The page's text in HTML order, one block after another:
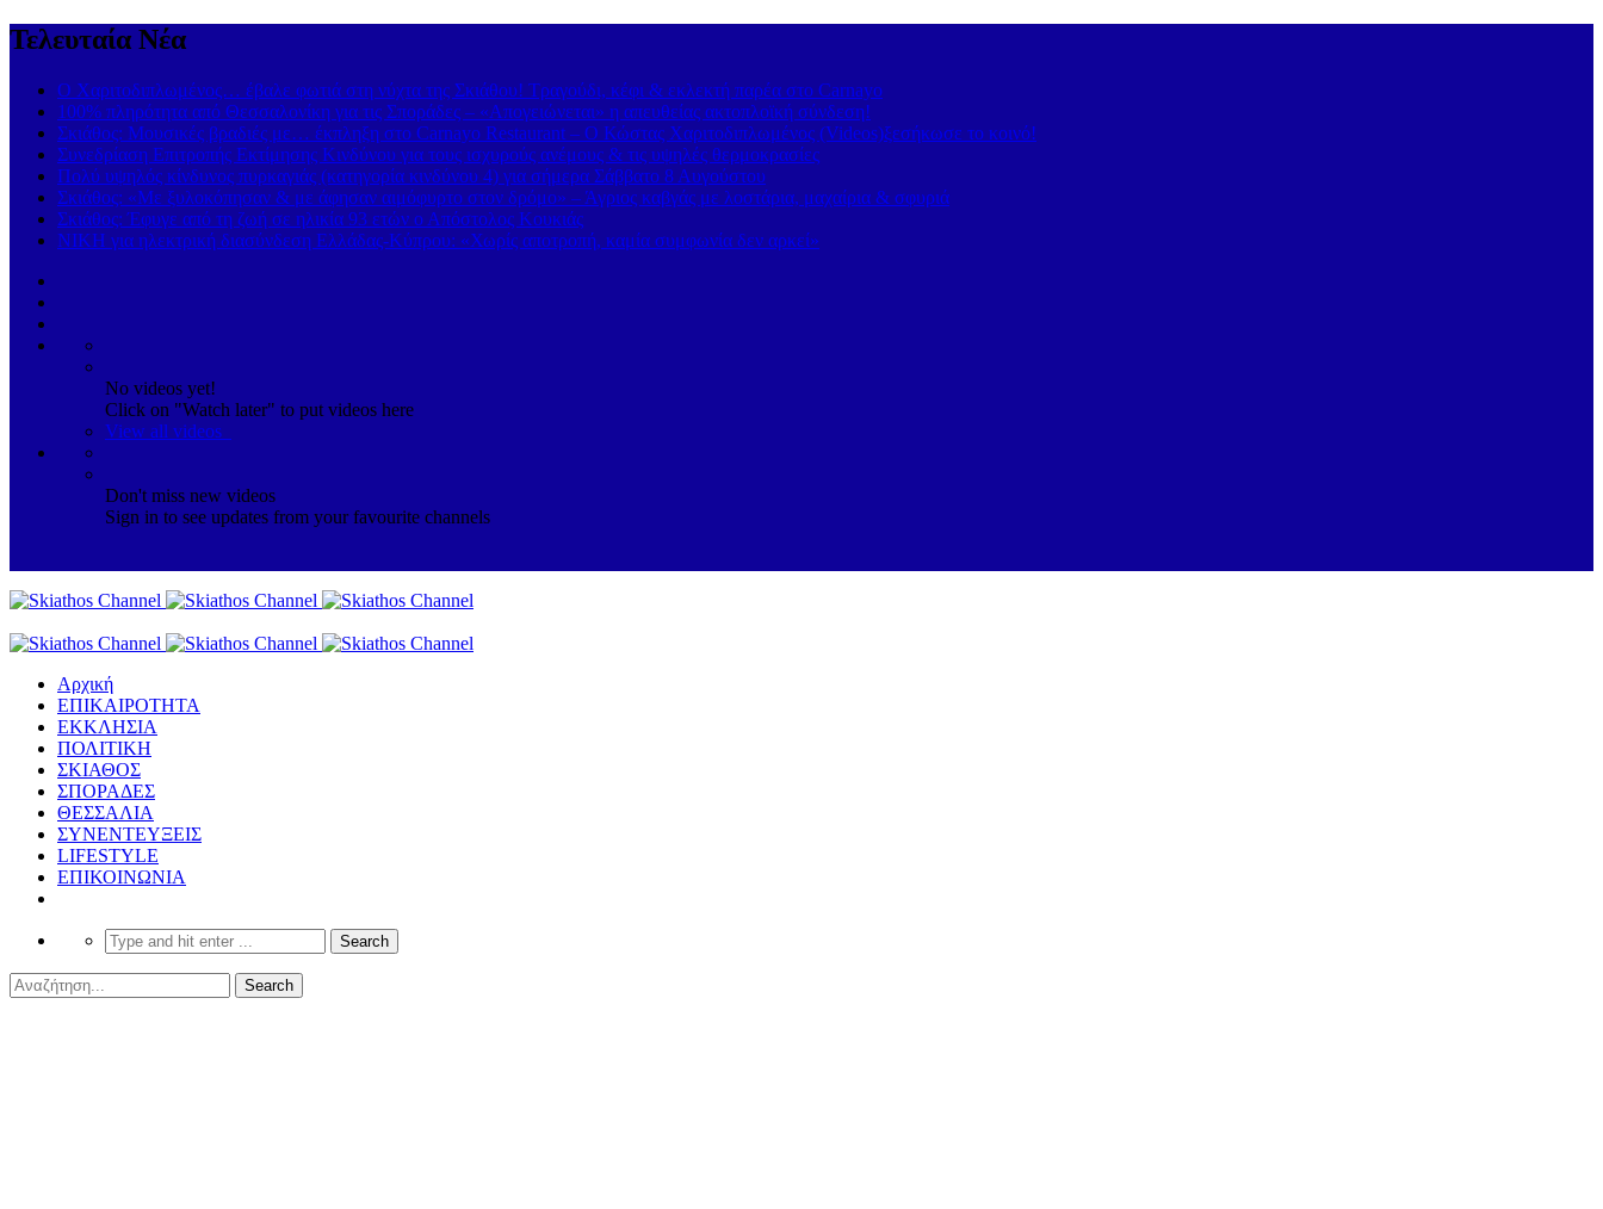
Τελευταία Νέα
Ο Χαριτοδιπλωμένος… έβαλε φωτιά στη νύχτα της Σκιάθου! Τραγούδι, κέφι & εκλεκτή παρέα στο Carnayo
100% πληρότητα από Θεσσαλονίκη για τις Σποράδες – «Απογειώνεται» η απευθείας ακτοπλοϊκή σύνδεση!
Σκιάθος: Μουσικές βραδιές με… έκπληξη στο Carnayo Restaurant – Ο Κώστας Χαριτοδιπλωμένος (Videos)ξεσήκωσε το κοινό!
Συνεδρίαση Επιτροπής Εκτίμησης Κινδύνου για τους ισχυρούς ανέμους & τις υψηλές θερμοκρασίες
Πολύ υψηλός κίνδυνος πυρκαγιάς (κατηγορία κινδύνου 4) για σήμερα Σάββατο 8 Αυγούστου
Σκιάθος: «Με ξυλοκόπησαν & με άφησαν αιμόφυρτο στον δρόμο» – Άγριος καβγάς με λοστάρια, μαχαίρια & σφυριά
Σκιάθος: Έφυγε από τη ζωή σε ηλικία 93 ετών ο Απόστολος Κουκιάς
ΝΙΚΗ για ηλεκτρική διασύνδεση Ελλάδας-Κύπρου: «Χωρίς αποτροπή, καμία συμφωνία δεν αρκεί»
No videos yet!
Click on "Watch later" to put videos here
View all videos
Don't miss new videos
Sign in to see updates from your favourite channels
Αρχική
ΕΠΙΚΑΙΡΟΤΗΤΑ
ΕΚΚΛΗΣΙΑ
ΠΟΛΙΤΙΚΗ
ΣΚΙΑΘΟΣ
ΣΠΟΡΑΔΕΣ
ΘΕΣΣΑΛΙΑ
ΣΥΝΕΝΤΕΥΞΕΙΣ
LIFESTYLE
ΕΠΙΚΟΙΝΩΝΙΑ